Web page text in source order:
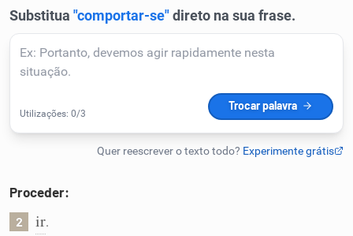
Corrigir Texto
Humanizador de IA
Cata-letras
Proceder:
2 ir.